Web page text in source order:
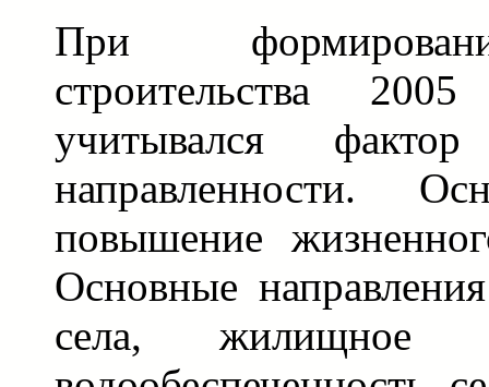
При
строительства
учитывался
направленности.
повышение
Основные
села, жилищное